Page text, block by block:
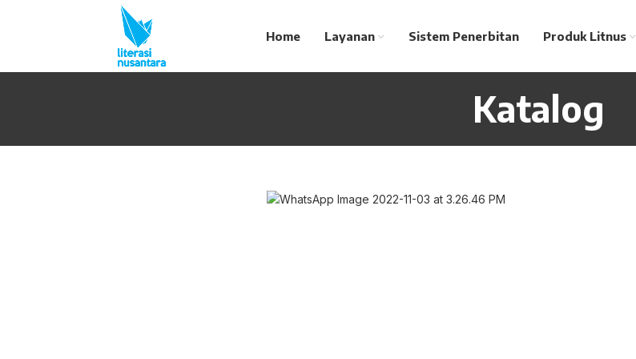
Home Layanan Sistem Penerbitan Produk Litnus
Katalog